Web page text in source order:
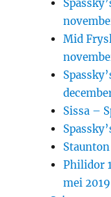
Mid
Sissa –
Philidor
mei 2019